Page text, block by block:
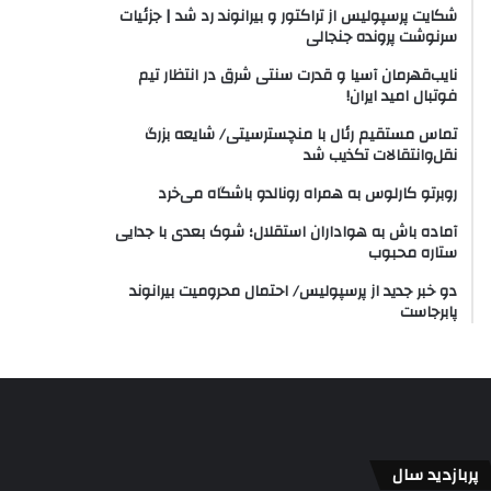
شکایت پرسپولیس از تراکتور و بیرانوند رد شد | جزئیات
سرنوشت پرونده جنجالی
نایب‌قهرمان آسیا و قدرت سنتی شرق در انتظار تیم
فوتبال امید ایران!
تماس مستقیم رئال با منچسترسیتی/ شایعه بزرگ
نقل‌وانتقالات تکذیب شد
روبرتو کارلوس به همراه رونالدو باشگاه می‌خرد
آماده باش به هواداران استقلال؛ شوک بعدی با جدایی
ستاره محبوب
دو خبر جدید از پرسپولیس/ احتمال محرومیت بیرانوند
پابرجاست
پربازدید سال